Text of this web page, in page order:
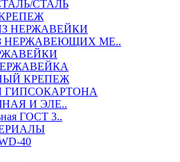
СТАЛЬ
НЕРЖАВЕЙКИ
НЕРЖАВЕЮЩИХ МЕ..
КРЕПЕЖ
ГИПСОКАРТОНА
И ЭЛЕ..
ГОСТ 3..
40